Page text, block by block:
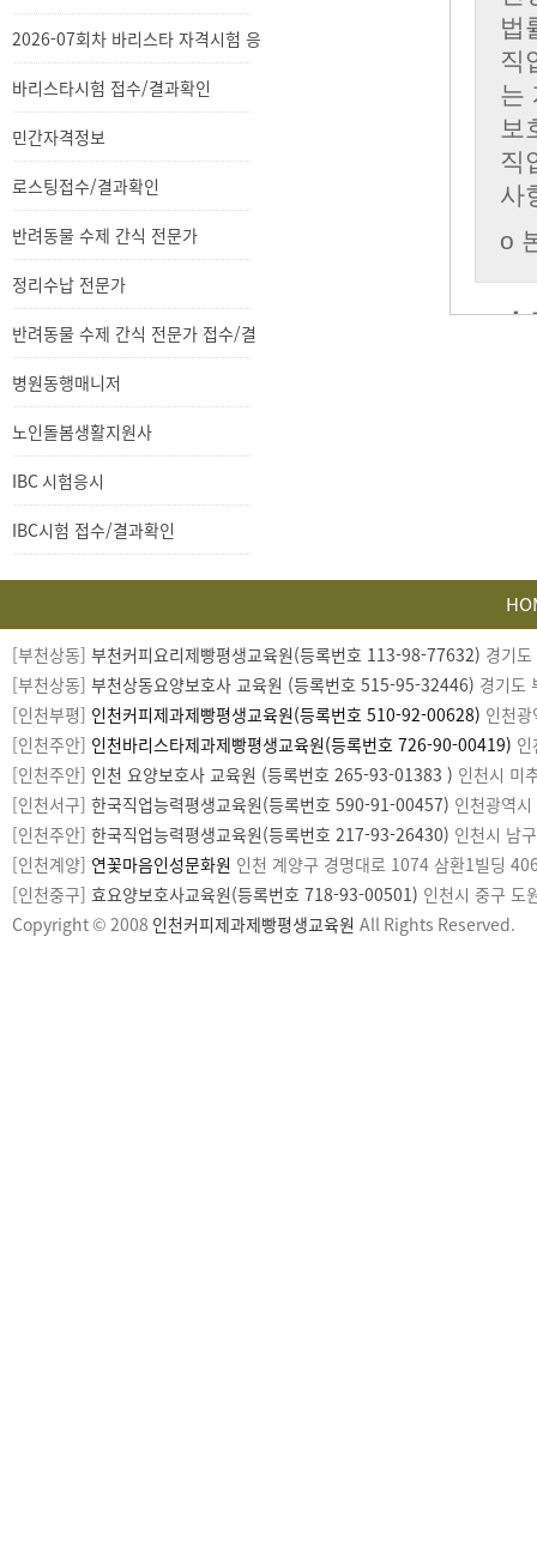
2026-07회차 바리스타 자격시험 응
시
바리스타시험 접수/결과확인
민간자격정보
로스팅접수/결과확인
반려동물 수제 간식 전문가
정리수납 전문가
반려동물 수제 간식 전문가 접수/결
과확인
병원동행매니저
노인돌봄생활지원사
IBC 시험응시
IBC시험 접수/결과확인
[부천상동] 부천커피요리제빵평생교육원(등록번호 113-98-77632) 경기
[부천상동] 부천상동요양보호사 교육원 (등록번호 515-95-32446) 경기도
[인천부평] 인천커피제과제빵평생교육원(등록번호 510-92-00628) 인천
[인천주안] 인천바리스타제과제빵평생교육원(등록번호 726-90-00419) 인
[인천주안] 인천 요양보호사 교육원 (등록번호 265-93-01383 ) 인천시 미
[인천서구] 한국직업능력평생교육원(등록번호 590-91-00457) 인천광역
[인천주안] 한국직업능력평생교육원(등록번호 217-93-26430) 인천시 남
[인천계양] 연꽃마음인성문화원 인천 계양구 경명대로 1074 삼환1빌딩
[인천중구] 효요양보호사교육원(등록번호 718-93-00501) 인천시 중구
Copyright © 2008 인천커피제과제빵평생교육원 All Rights Reserved.